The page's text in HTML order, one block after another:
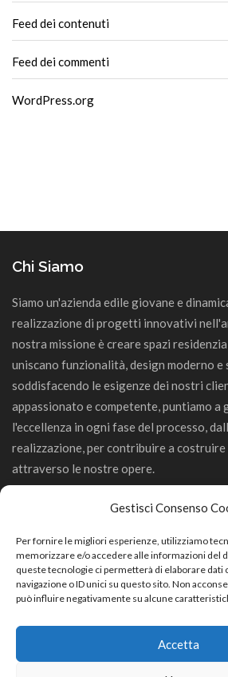
Gestisci Consenso
Per fornire le migliori esperienze, utilizziamo
memorizzare e/o accedere alle informazioni del
queste tecnologie ci permetterà di elaborare
navigazione o ID unici su questo sito. Non
può influire negativamente su alcune
Accetta
Feed dei contenuti
Feed dei commenti
WordPress.org
Chi Siamo
Siamo un'azienda edile giovane e
realizzazione di progetti innovativi
nostra missione è creare spazi
uniscano funzionalità, design moderno e
soddisfacendo le esigenze dei nostri
appassionato e competente, puntiamo a
l'eccellenza in ogni fase del processo,
realizzazione, per contribuire a
attraverso le nostre opere.
GeCo Srl
Via Trevisago 68/D 25080 Manerba